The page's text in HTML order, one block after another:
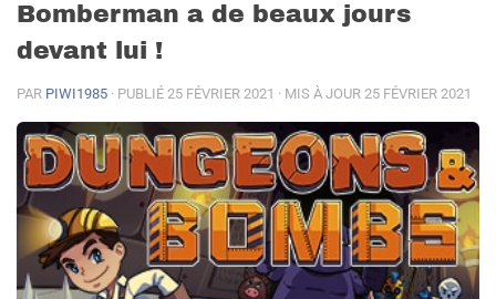
Bomberman a de beaux jours
devant lui !
PAR PIWI1985 · PUBLIÉ 25 FÉVRIER 2021 · MIS À JOUR 25 FÉVRIER 2021